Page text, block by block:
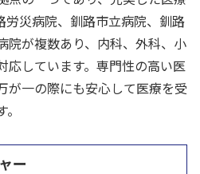
労災病院、釧路市立病院、釧路
院が複数あり、内科、外科、小
応しています。専門性の高い医
が一の際にも安心して医療を受
ー